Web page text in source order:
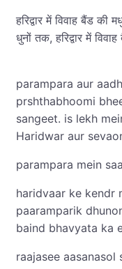
हरिद्वार में विवाह बैंड
धुनों तक, हरिद्वार में
parampara aur
prshthabhoomi
sangeet. is lekh
Haridwar aur
parampara mein
haridvaar ke kendr
paaramparik
baind bhavyata ka
raajasee